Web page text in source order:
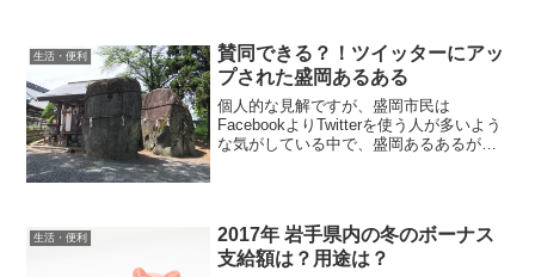
生活・便利
賛同できる？！ツイッターにアッ
プされた盛岡あるある
個人的な見解ですが、盛岡市民は
FacebookよりTwitterを使う人が多いよう
な気がしている中で、盛岡あるあるが意
生活・便利
2017年 岩手県内の冬のボーナス
支給額は？用途は？